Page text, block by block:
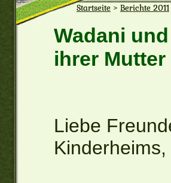
Startseite > Berichte 2011
Wadani
ihrer Mutter
Liebe
Kinderheims,